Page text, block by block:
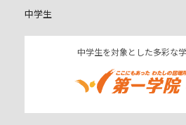
中学生
中学生を対象とした多彩な